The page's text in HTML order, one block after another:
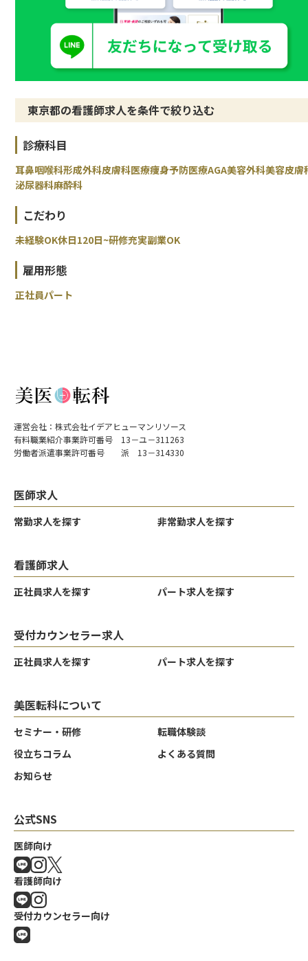
東京都の看護師求人を条件で絞り込む
診療科目
耳鼻咽喉科形成外科皮膚科医療痩身予防医療AGA美容外科美容皮膚
泌尿器科麻酔科
こだわり
未経験OK休日120日~研修充実副業OK
雇用形態
正社員パート
運営会社：株式会社イデアヒューマンリソース
有料職業紹介事業許可番号 13－ユ－311263
労働者派遣事業許可番号 派 13－314330
医師求人
常勤求人を探す 非常勤求人を探す
看護師求人
正社員求人を探す パート求人を探す
受付カウンセラー求人
正社員求人を探す パート求人を探す
美医転科について
セミナー・研修
転職体験談
役立ちコラム
よくある質問
お知らせ
公式SNS
医師向け
看護師向け
受付カウンセラー向け